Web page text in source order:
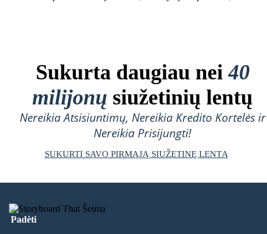
Sukurta daugiau nei40
milijonų siužetinių lentų
Nereikia Atsisiuntimų, Nereikia Kredito Kortelės ir
Nereikia Prisijungti!
SUKURTI SAVO PIRMĄJĄ SIUŽETINĘ LENTĄ
Padėti